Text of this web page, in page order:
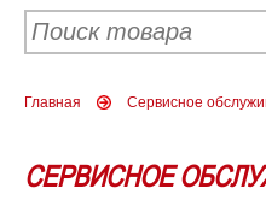
Главная Сервисное
СЕРВИСНОЕ